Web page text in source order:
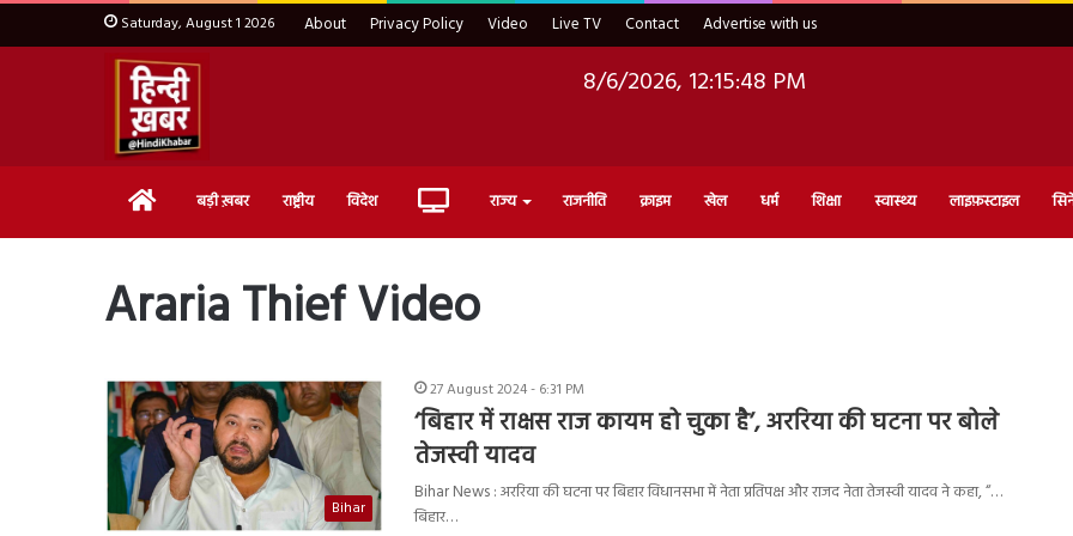
Saturday, August 1 2026 About Privacy Policy Video Live TV Contact Advertise with us
8/6/2026, 12:15:49 PM
Home बड़ी ख़बर राष्ट्रीय विदेश Live राज्य राजनीति क्राइम खेल धर्म शिक्षा स्वास्थ्य लाइफ़स्टाइल
Araria Thief Video
Bihar
27 August 2024 - 6:31 PM
‘बिहार में राक्षस राज कायम हो चुका है’, अररिया की घटना पर बोले
तेजस्वी यादव
Bihar News : अररिया की घटना पर बिहार विधानसभा में नेता प्रतिपक्ष और राजद नेता तेजस्वी यादव ने कहा, “…
बिहार…